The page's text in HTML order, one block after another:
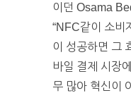
이던 Osama
“NFC같이 소비
이 성공하면 그
바일 결제 시장
무 많아 혁신이